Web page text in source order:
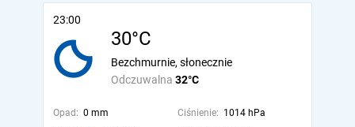
23:00
30°C
Odczuwalna 32°C
Bezchmurnie, słonecznie
Opad: 0 mm Ciśnienie: 1014 hPa